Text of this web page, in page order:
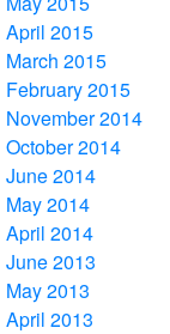
April 2015
March 2015
February 2015
November 2014
October 2014
June 2014
May 2014
April 2014
June 2013
May 2013
April 2013